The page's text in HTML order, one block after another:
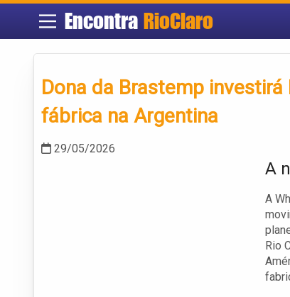
Encontra RioClaro
Dona da Brastemp
fábrica na Argentina
29/05/2026
A
A
Rio